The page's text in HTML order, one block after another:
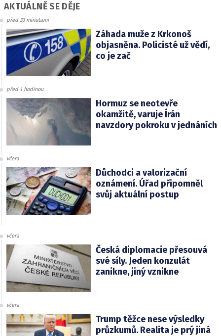
AKTUÁLNĚ SE DĚJE
před 33 minutami
Záhada muže z Krkonoš
objasněna. Policisté už vědí,
co je zač
před 1 hodinou
Hormuz se neotevře
okamžitě, varuje Írán
navzdory pokroku v jednáních
včera
Důchodci a valorizační
oznámení. Úřad připomněl
svůj aktuální postup
včera
Česká diplomacie přesouvá
své síly. Jeden konzulát
zanikne, jiný vznikne
včera
Trump těžce nese výsledky
průzkumů. Realita je prý jiná